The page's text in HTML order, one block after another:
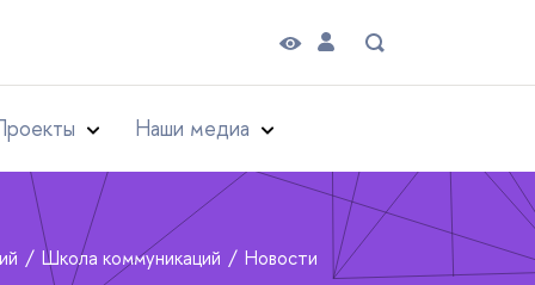
Наши медиа
Школа коммуникаций Новости